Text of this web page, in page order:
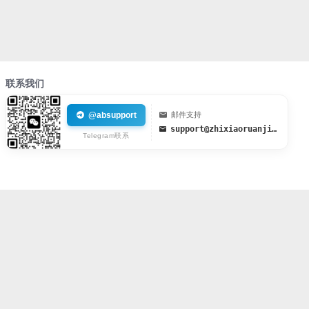
联系我们
@absupport
Telegram联系
邮件支持
support@zhixiaoruanjian.org